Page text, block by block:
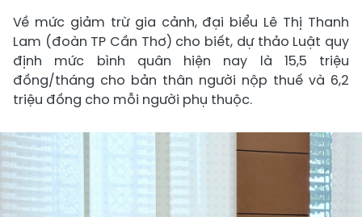
Về mức giảm trừ gia cảnh, đại biểu Lê Thị Thanh
Lam (đoàn TP Cần Thơ) cho biết, dự thảo Luật quy
định mức bình quân hiện nay là 15,5 triệu
đồng/tháng cho bản thân người nộp thuế và 6,2
triệu đồng cho mỗi người phụ thuộc.